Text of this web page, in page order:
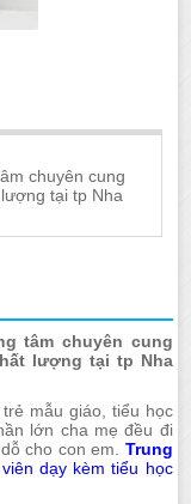
chuyên cung
tại tp Nha
tâm chuyên cung
lượng tại tp Nha
mẫu giáo, tiểu học
lớn cha mẹ đều đi
cho con em. Trung
dạy kèm tiểu học